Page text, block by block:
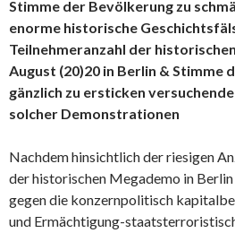
Stimme der Bevölkerung zu
enorme historische
Teilnehmeranzahl der
August (20)20 in Berlin & Stimme
gänzlich zu ersticken
solcher Demonstrationen
Nachdem hinsichtlich der riesigen
der historischen Megademo in
gegen die konzernpolitisch
und Ermächtigung-